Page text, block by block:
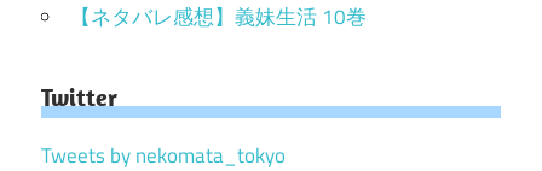
【ネタバレ感想】義妹生活 10巻
Twitter
Tweets by nekomata_tokyo